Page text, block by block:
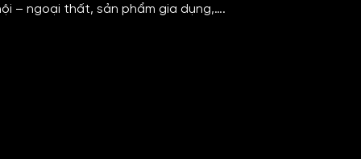
– ngoại thất, sản phẩm gia dụng,….